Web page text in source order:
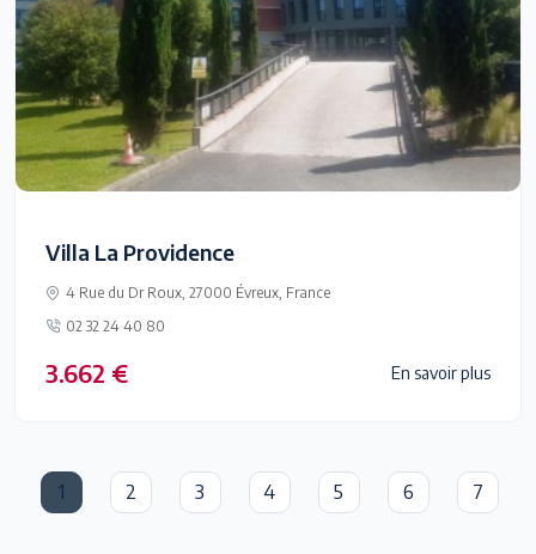
Villa La Providence
4 Rue du Dr Roux, 27000 Évreux, France
02 32 24 40 80
3.662 € En savoir plus
1
(current)
2 3 4 5 6 7